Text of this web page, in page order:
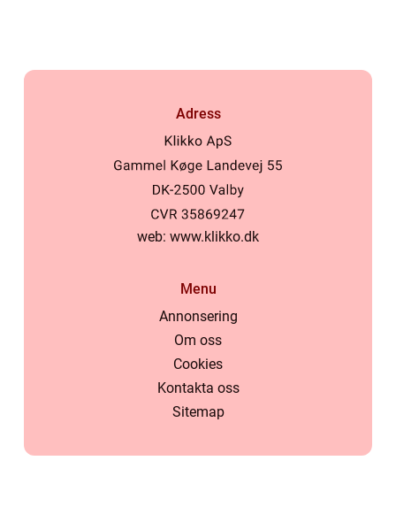
Adress
web: www.klikko.dk
Menu
Annonsering
Om oss
Cookies
Kontakta oss
Sitemap